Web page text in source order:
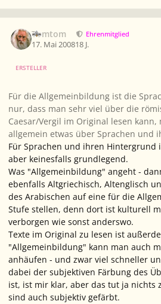
Tomtom Ehrenmitglied
17. Mai 200818 J.
ERSTELLER
Für die Allgemeinbildung ist die
nur, dass man sehr viel über die
Caesar/Vergil im Original lesen
allgemein etwas über Sprachen und
Für Sprachen und ihren Hintergrund
aber keinesfalls grundlegend.
Was "Allgemeinbildung" angeht -
ebenfalls Altgriechisch, Altenglisch
des Arabischen auf eine für die
Stufe stellen, denn dort ist kulturell
verborgen wie sonst anderswo.
Texte im Original zu lesen ist
"Allgemeinbildung" kann man auch
anhäufen - und zwar viel schneller
dabei der subjektiven Färbung des
ist, ist mir klar, aber das tut ja nichts
sind auch subjektiv gefärbt.